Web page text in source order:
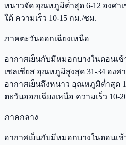
หนาวจัด อุณหภูมิต่ำสุด 6-12 องศา
ใต้ ความเร็ว 10-15 กม./ชม.
ภาคตะวันออกเฉียงเหนือ
อากาศเย็นกับมีหมอกบางในตอนเ
เซลเซียส อุณหภูมิสูงสุด 31-34 องศ
อากาศเย็นถึงหนาว อุณหภูมิต่ำสุด
ตะวันออกเฉียงเหนือ ความเร็ว 10-
ภาคกลาง
อากาศเย็นกับมีหมอกบางในตอนเ